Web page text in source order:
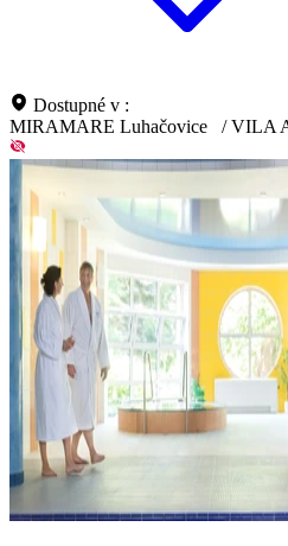
Dostupné v :
MIRAMARE Luhačovice
/ VILA